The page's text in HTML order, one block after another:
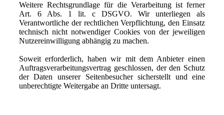
Weitere Rechtsgrundlage für die Verarbeitung ist ferner
Art. 6 Abs. 1 lit. c DSGVO. Wir unterliegen als
Verantwortliche der rechtlichen Verpflichtung, den Einsatz
technisch nicht notwendiger Cookies von der jeweiligen
Nutzereinwilligung abhängig zu machen.
Soweit erforderlich, haben wir mit dem Anbieter einen
Auftragsverarbeitungsvertrag geschlossen, der den Schutz
der Daten unserer Seitenbesucher sicherstellt und eine
unberechtigte Weitergabe an Dritte untersagt.